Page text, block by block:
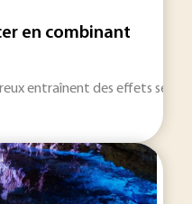
en combinant
entraînent des effets